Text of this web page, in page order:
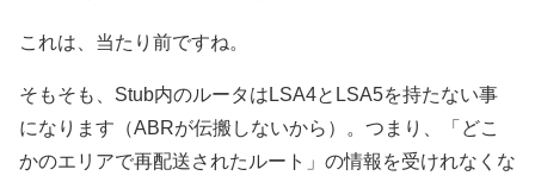
これは、当たり前ですね。
そもそも、Stub内のルータはLSA4とLSA5を持たない事
になります（ABRが伝搬しないから）。つまり、「どこ
かのエリアで再配送されたルート」の情報を受けれなくな